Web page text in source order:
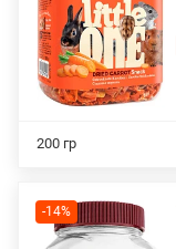
200 гр
-14%